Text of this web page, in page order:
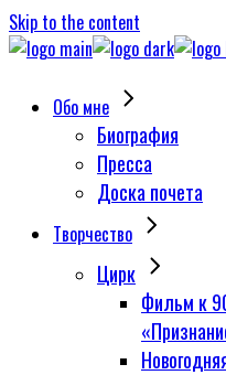
Skip to the content
Обо мне
Биография
Пресса
Доска почета
Творчество
Цирк
Фильм к